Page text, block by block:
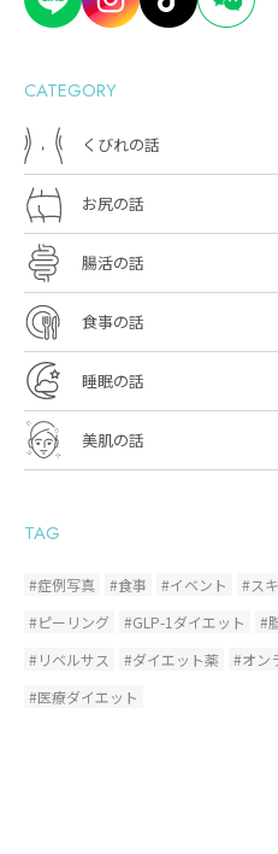
CATEGORY
くびれの話
お尻の話
腸活の話
食事の話
睡眠の話
美肌の話
TAG
#症例写真 #食事 #イベント #ス
#ピーリング
#GLP-1ダイエット #
#リベルサス
#ダイエット薬 #オン
#医療ダイエット